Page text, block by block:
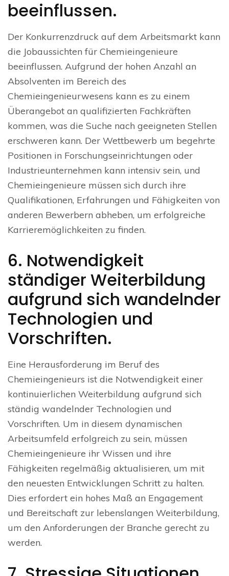
beeinflussen.
Der Konkurrenzdruck auf dem Arbeitsmarkt kann
die Jobaussichten für Chemieingenieure
beeinflussen. Aufgrund der hohen Anzahl an
Absolventen im Bereich des
Chemieingenieurwesens kann es zu einem
Überangebot an qualifizierten Fachkräften
kommen, was die Suche nach geeigneten Stellen
erschweren kann. Der Wettbewerb um begehrte
Positionen in Forschungseinrichtungen oder
Industrieunternehmen kann intensiv sein, und
Chemieingenieure müssen sich durch ihre
Qualifikationen, Erfahrungen und Fähigkeiten von
anderen Bewerbern abheben, um erfolgreiche
Karrieremöglichkeiten zu finden.
6. Notwendigkeit
ständiger Weiterbildung
aufgrund sich wandelnder
Technologien und
Vorschriften.
Eine Herausforderung im Beruf des
Chemieingenieurs ist die Notwendigkeit einer
kontinuierlichen Weiterbildung aufgrund sich
ständig wandelnder Technologien und
Vorschriften. Um in diesem dynamischen
Arbeitsumfeld erfolgreich zu sein, müssen
Chemieingenieure ihr Wissen und ihre
Fähigkeiten regelmäßig aktualisieren, um mit
den neuesten Entwicklungen Schritt zu halten.
Dies erfordert ein hohes Maß an Engagement
und Bereitschaft zur lebenslangen Weiterbildung,
um den Anforderungen der Branche gerecht zu
werden.